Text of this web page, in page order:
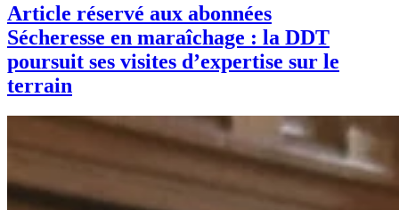
Article réservé aux abonnées
Sécheresse en maraîchage : la DDT
poursuit ses visites d’expertise sur le
terrain